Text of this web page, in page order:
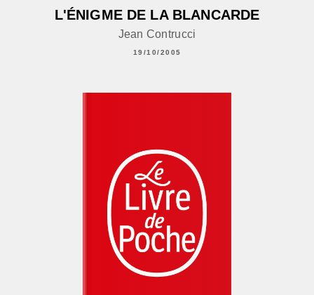
L'ÉNIGME DE LA BLANCARDE
Jean Contrucci
19/10/2005